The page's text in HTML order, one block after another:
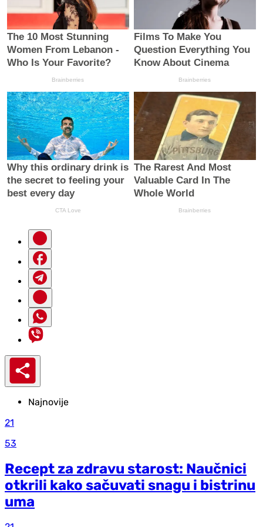
Najnovije
21
53
Recept za zdravu starost: Naučnici
otkrili kako sačuvati snagu i bistrinu
uma